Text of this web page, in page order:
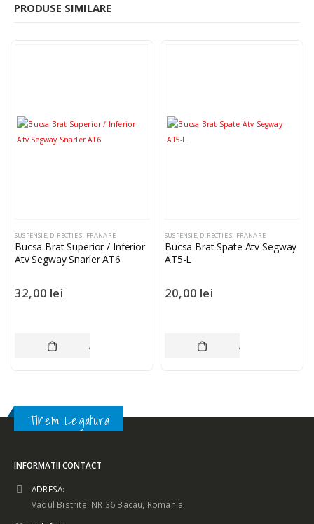
PRODUSE SIMILARE
SUSPENSIE, DIRECTIE SI FRANARE
Bucsa Brat Superior / Inferior
Atv Segway Snarler AT6
32,00 lei
ADAUGĂ ÎN COȘ
SUSPENSIE, DIRECTIE SI FRANARE
Bucsa Brat Spate Atv Segway
AT5-L
20,00 lei
ADAUGĂ ÎN COȘ
Tinem Legatura
INFORMATII CONTACT
ADRESA:
Vadul Bistritei NR.36 Bacau, Romania